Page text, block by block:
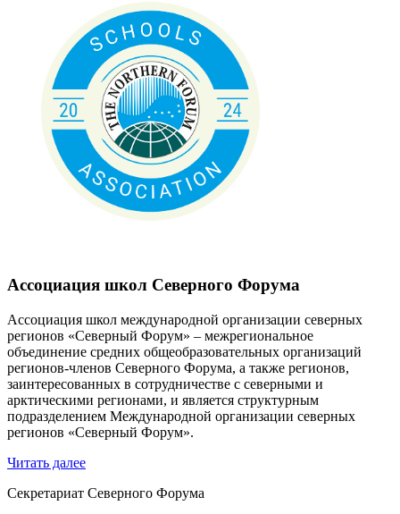
Ассоциация школ Северного Форума
Ассоциация школ международной организации северных
регионов «Северный Форум» – межрегиональное
объединение средних общеобразовательных организаций
регионов-членов Северного Форума, а также регионов,
заинтересованных в сотрудничестве с северными и
арктическими регионами, и является структурным
подразделением Международной организации северных
регионов «Северный Форум».
Читать далее
Секретариат Северного Форума